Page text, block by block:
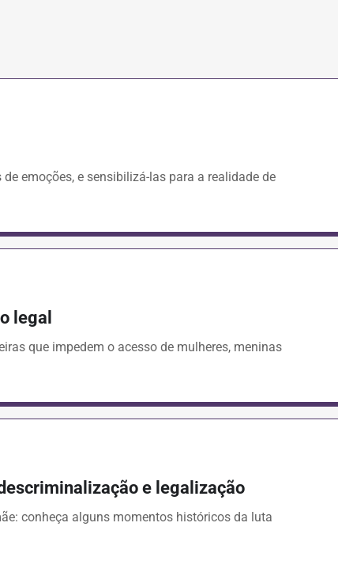
emoções, e sensibilizá-las para a realidade de
legal
que impedem o acesso de mulheres, meninas
e legalização
conheça alguns momentos históricos da luta